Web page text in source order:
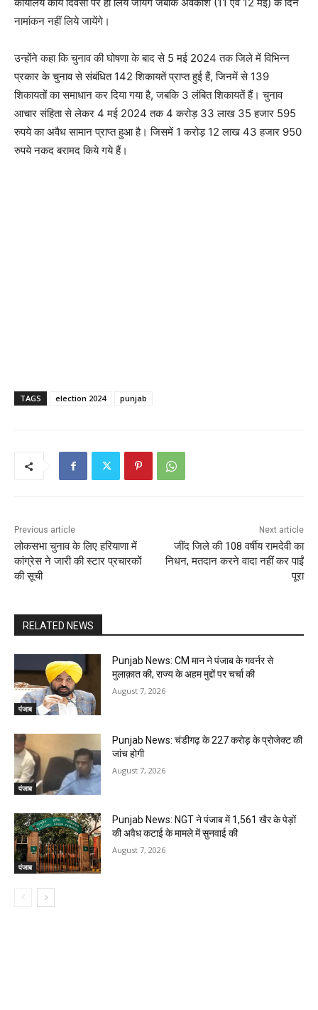
कार्यालय कार्य दिवसों पर ही लिये जायेंगे जबकि अवकाश (11 एवं 12 मई) के दिन
नामांकन नहीं लिये जायेंगे।
उन्होंने कहा कि चुनाव की घोषणा के बाद से 5 मई 2024 तक जिले में विभिन्न
प्रकार के चुनाव से संबंधित 142 शिकायतें प्राप्त हुई हैं, जिनमें से 139
शिकायतों का समाधान कर दिया गया है, जबकि 3 लंबित शिकायतें हैं। चुनाव
आचार संहिता से लेकर 4 मई 2024 तक 4 करोड़ 33 लाख 35 हजार 595
रुपये का अवैध सामान प्राप्त हुआ है। जिसमें 1 करोड़ 12 लाख 43 हजार 950
रुपये नकद बरामद किये गये हैं।
TAGS election 2024 punjab
Previous article
लोकसभा चुनाव के लिए हरियाणा में
कांग्रेस ने जारी की स्टार प्रचारकों
की सूची
Next article
जींद जिले की 108 वर्षीय रामदेवी का
निधन, मतदान करने वादा नहीं कर पाईं
पूरा
RELATED NEWS
पंजाब
Punjab News: CM मान ने पंजाब के गवर्नर से
मुलाक़ात की, राज्य के अहम मुद्दों पर चर्चा की
August 7, 2026
पंजाब
Punjab News: चंडीगढ़ के ₹227 करोड़ के प्रोजेक्ट की
जांच होगी
August 7, 2026
पंजाब
Punjab News: NGT ने पंजाब में 1,561 खैर के पेड़ों
की अवैध कटाई के मामले में सुनवाई की
August 7, 2026